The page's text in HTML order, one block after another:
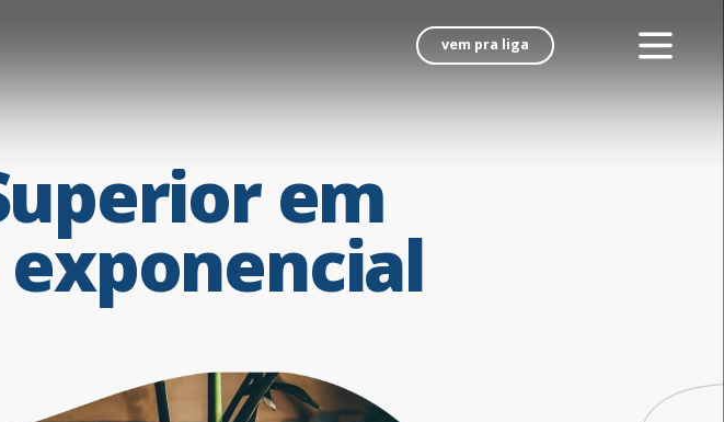
vem pra liga
em
exponencial